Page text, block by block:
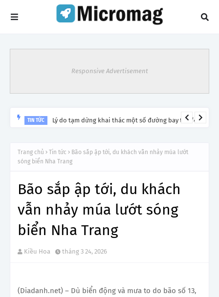
Responsive Advertisement
TIN TỨC Lý do tạm dừng khai thác một số đường bay từ 1/4
Trang chủ Tin tức
Bão sắp ập tới, du khách vẫn nhảy múa lướt
sóng biển Nha Trang
Bão sắp ập tới, du khách
vẫn nhảy múa lướt sóng
biển Nha Trang
Kiều Hoa tháng 3 24, 2026
(Diadanh.net) – Dù biển động và mưa to do bão số 13,